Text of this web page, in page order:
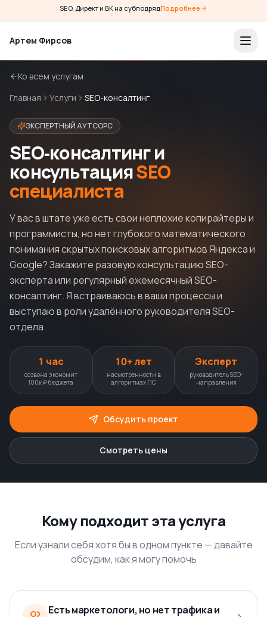
SEO, Директ и ВК на субподрядПодробнее
Артем Фирсов
Ко всем услугам
Главная
Услуги SEO-консалтинг
ЭКСПЕРТНЫЙ АУТСОРС
SEO‑консалтинг и
консультацияSEO
специалиста
У вас в штате уже есть свои неплохие копирайтеры и
программисты, но нет глубокого математического
понимания скрытых поисковых алгоритмов Яндекса и
Google? Закажите разовую консультацию SEO-
эксперта или регулярный ежемесячный SEO-
консалтинг. Я встраиваюсь в ваши процессы и
выступаю в роли удалённого руководителя SEO-
отдела.
1 час
созвона экономит
100к ₽ бюджета
10+ лет
насмотренности в
алгоритмах ПС
Эксперт
руководитель SEO-
направления
Обсудить проект
Смотреть цены
Кому подходит эта услуга
Если узнали себя хотя бы в одном пункте — давайте
обсудим, как я могу помочь
Есть маркетологи, но нет трафика и